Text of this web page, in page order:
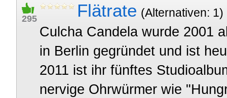
295 Flätrate (Alternativen: 1)
Culcha Candela wurde 2001
in Berlin gegründet und ist
2011 ist ihr fünftes
nervige Ohrwürmer wie